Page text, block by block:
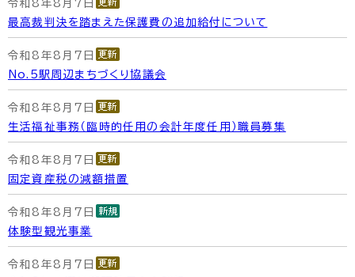
令和8年8月7日
最高裁判決を踏まえた保護費の追加給付について
令和8年8月7日
No.5駅周辺まちづくり協議会
令和8年8月7日
生活福祉事務（臨時的任用の会計年度任用）職員募集
令和8年8月7日
固定資産税の減額措置
令和8年8月7日
体験型観光事業
令和8年8月7日